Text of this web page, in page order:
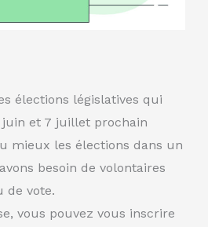
élections législatives qui
et 7 juillet prochain
mieux les élections dans un
besoin de volontaires
de vote.
vous pouvez vous inscrire